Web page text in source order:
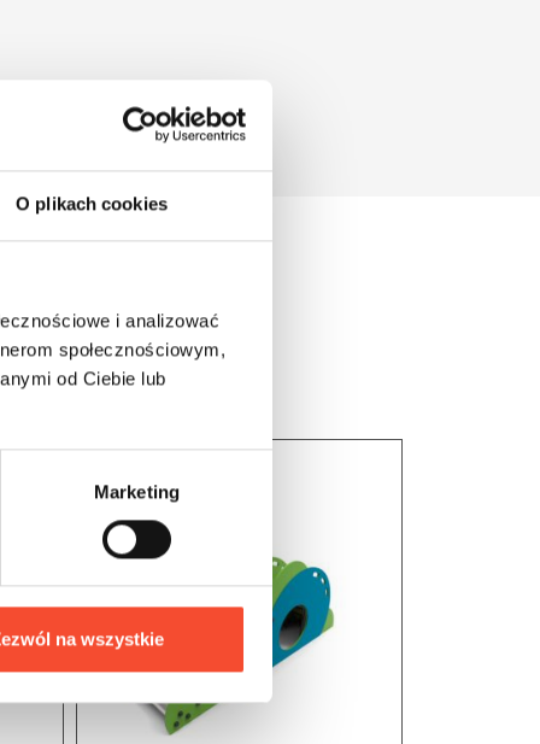
O plikach cookies
i analizować
społecznościowym,
od Ciebie lub
Marketing
na wszystkie